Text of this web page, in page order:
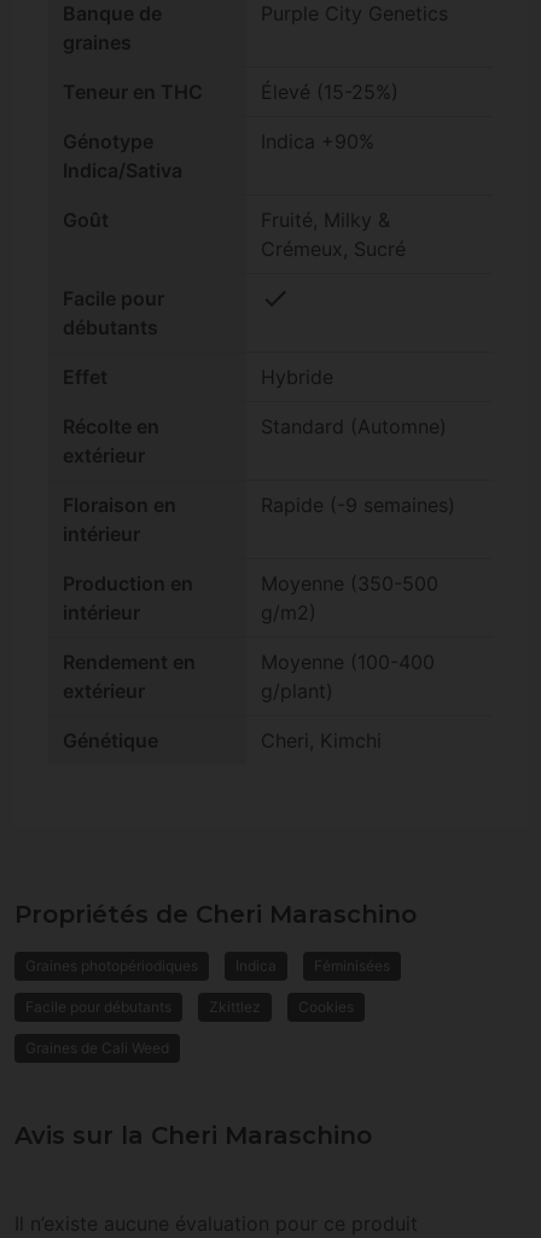
Banque de
graines
Purple City Genetics
Teneur en THC Élevé (15-25%)
Génotype
Indica/Sativa
Indica +90%
Goût
Fruité, Milky &
Crémeux, Sucré
Facile pour
débutants
check
Effet Hybride
Récolte en
extérieur
Standard (Automne)
Floraison en
intérieur
Rapide (-9 semaines)
Production en
intérieur
Moyenne (350-500
g/m2)
Rendement en
extérieur
Moyenne (100-400
g/plant)
Génétique Cheri, Kimchi
Propriétés de Cheri Maraschino
Graines photopériodiques Indica Féminisées
Facile pour débutants Zkittlez Cookies
Graines de Cali Weed
Avis sur la Cheri Maraschino
Il n’existe aucune évaluation pour ce produit